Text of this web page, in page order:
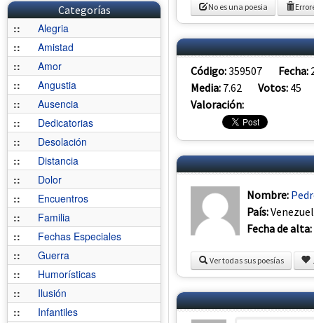
Categorías
::
Alegria
::
Amistad
::
Amor
::
Angustia
::
Ausencia
::
Dedicatorias
::
Desolación
::
Distancia
::
Dolor
::
Encuentros
::
Familia
::
Fechas Especiales
::
Guerra
::
Humorísticas
::
Ilusión
::
Infantiles
No es una poesia
Código:359507 Fecha:
Media: 7.62 Votos: 45
Valoración:
Nombre:
País:
Fecha de alta:
Ver todas sus poesías